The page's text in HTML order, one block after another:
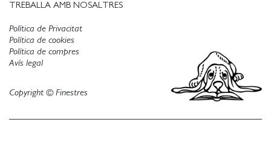
TREBALLA AMB NOSALTRES
Política de Privacitat
Política de cookies
Avís legal
Política de compres
Copyright © Finestres